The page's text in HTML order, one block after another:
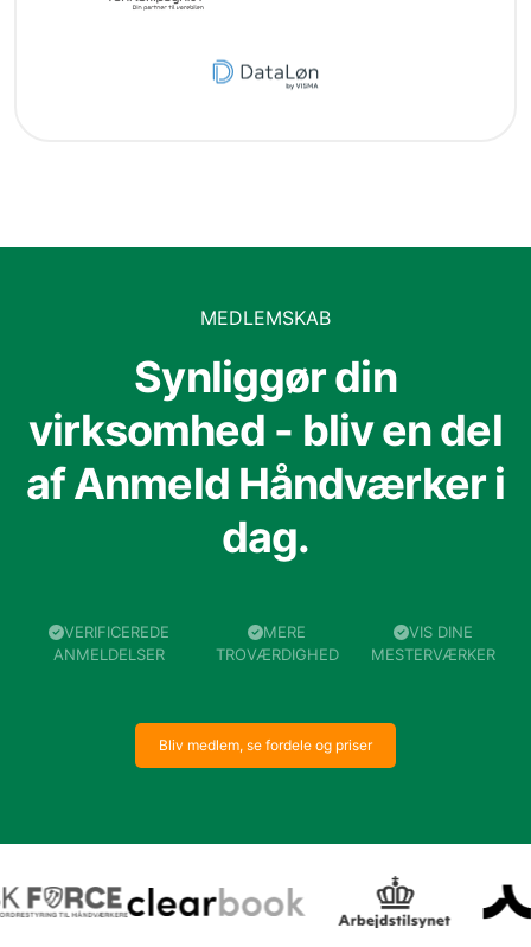
MEDLEMSKAB
Synliggør din
virksomhed - bliv en del
af Anmeld Håndværker i
dag.
VERIFICEREDE
ANMELDELSER
MERE
TROVÆRDIGHED
VIS DINE
MESTERVÆRKER
Bliv medlem, se fordele og priser